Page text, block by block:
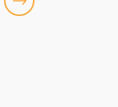
Quản trị doanh nghiệp